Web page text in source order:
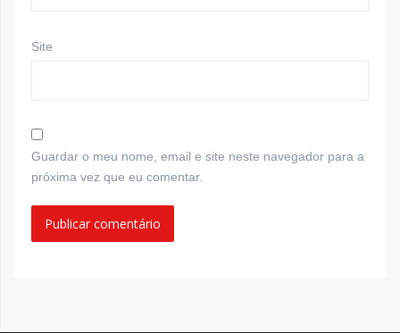
Site
Guardar o meu nome, email e site neste navegador para a
próxima vez que eu comentar.